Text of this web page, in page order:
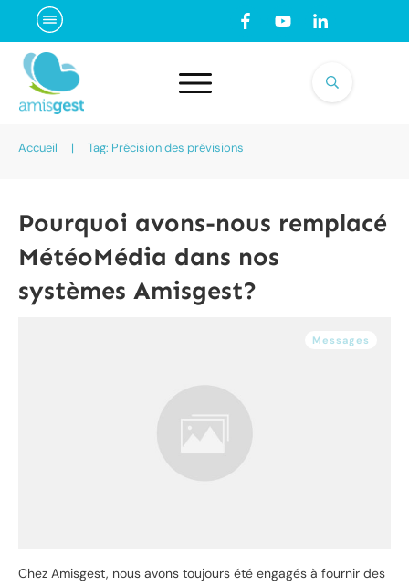
Accueil | Tag: Précision des prévisions
Pourquoi avons-nous remplacé
MétéoMédia dans nos
systèmes Amisgest?
Messages
Chez Amisgest, nous avons toujours été engagés à fournir des